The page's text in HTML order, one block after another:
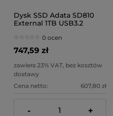
Dysk SSD Adata SD810
External 1TB USB3.2
0 ocen
747,59 zł
zawiera 23% VAT, bez kosztów
dostawy
Cena netto:
607,80 zł
- +